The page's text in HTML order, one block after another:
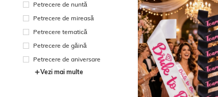
Petrecere de nuntă
Petrecere de mireasă
Petrecere tematică
Petrecere de găină
Petrecere de aniversare
Vezi mai multe